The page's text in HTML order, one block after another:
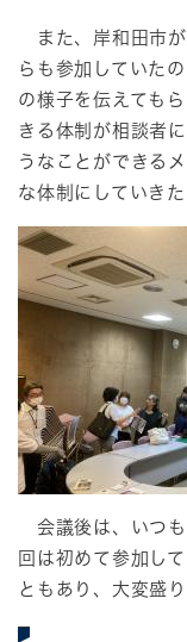
また、岸和田市
らも参加していた
の様子を伝えても
きる体制が相談者
うなことができる
な体制にしていき
会議後は、いつも
回は初めて参加し
ともあり、大変盛